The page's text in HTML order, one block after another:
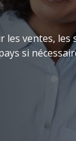
ventes, les
si